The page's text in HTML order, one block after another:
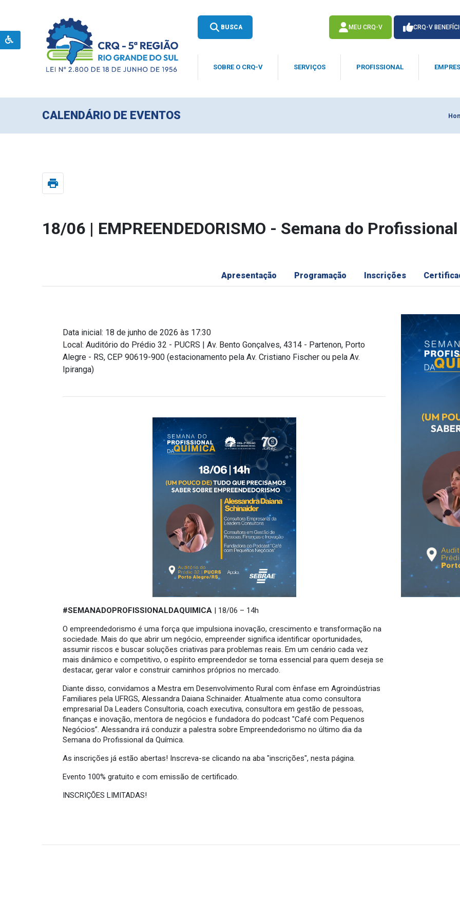
BUSCA MEU CRQ-V CRQ-V
SOBRE O CRQ-V SERVIÇOS PROFISSIONAL
CALENDÁRIO DE EVENTOS
print
18/06 | EMPREENDEDORISMO - Semana do
Apresentação Programação Inscrições
Data inicial: 18 de junho de 2026 às 17:30
Local: Auditório do Prédio 32 - PUCRS | Av. Bento Gonçalves, 4314 - Partenon, Porto
Alegre - RS, CEP 90619-900 (estacionamento pela Av. Cristiano Fischer ou pela Av.
Ipiranga)
#SEMANADOPROFISSIONALDAQUIMICA | 18/06 – 14h
O empreendedorismo é uma força que impulsiona inovação, crescimento e transformação na
sociedade. Mais do que abrir um negócio, empreender significa identificar oportunidades,
assumir riscos e buscar soluções criativas para problemas reais. Em um cenário cada vez
mais dinâmico e competitivo, o espírito empreendedor se torna essencial para quem deseja se
destacar, gerar valor e construir caminhos próprios no mercado.
Diante disso, convidamos a Mestra em Desenvolvimento Rural com ênfase em Agroindústrias
Familiares pela UFRGS, Alessandra Daiana Schinaider. Atualmente atua como consultora
empresarial Da Leaders Consultoria, coach executiva, consultora em gestão de pessoas,
finanças e inovação, mentora de negócios e fundadora do podcast "Café com Pequenos
Negócios”. Alessandra irá conduzir a palestra sobre Empreendedorismo no último dia da
Semana do Profissional da Química.
As inscrições já estão abertas! Inscreva-se clicando na aba "inscrições", nesta página.
Evento 100% gratuito e com emissão de certificado.
INSCRIÇÕES LIMITADAS!